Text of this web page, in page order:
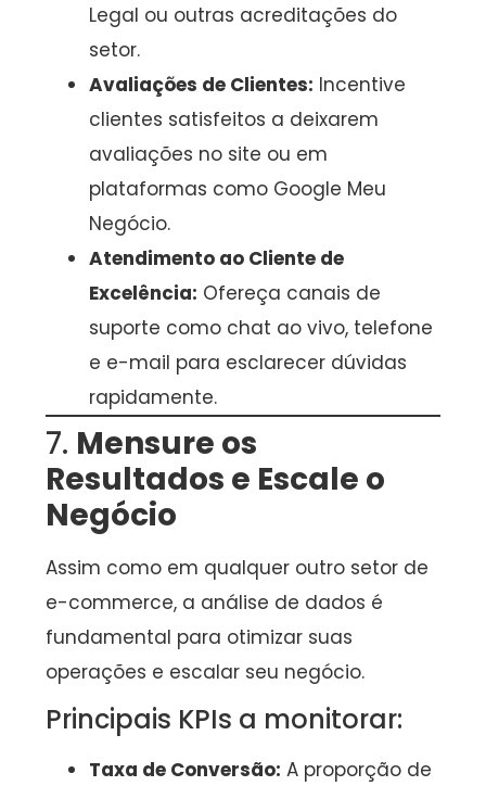
Legal ou outras acreditações do
setor.
Avaliações de Clientes: Incentive
clientes satisfeitos a deixarem
avaliações no site ou em
plataformas como Google Meu
Negócio.
Atendimento ao Cliente de
Excelência: Ofereça canais de
suporte como chat ao vivo, telefone
e e-mail para esclarecer dúvidas
rapidamente.
7. Mensure os
Resultados e Escale o
Negócio
Assim como em qualquer outro setor de
e-commerce, a análise de dados é
fundamental para otimizar suas
operações e escalar seu negócio.
Principais KPIs a monitorar:
Taxa de Conversão: A proporção de